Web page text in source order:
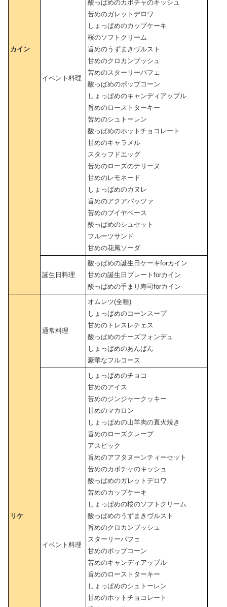
カイン
イベント料理
酸っぱめのカボチャのキッシュ
苦めのガレットデロワ
しょっぱめのカップケーキ
桜のソフトクリーム
旨めのうずまきヴルスト
甘めのクロカンブッシュ
苦めのスターリーパフェ
酸っぱめのポップコーン
しょっぱめのキャンディアップル
旨めのローストターキー
苦めのシュトーレン
酸っぱめのホットチョコレート
甘めのキャラメル
スタッフドエッグ
苦めのローズのテリーヌ
甘めのレモネード
しょっぱめのカヌレ
旨めのアクアパッツァ
苦めのブイヤベース
酸っぱめのシュセット
フルーツサンド
甘めの花風ソーダ
誕生日料理
酸っぱめの誕生日ケーキforカイン
甘めの誕生日プレートforカイン
酸っぱめの手まり寿司forカイン
リケ
通常料理
オムレツ(全種)
しょっぱめのコーンスープ
甘めのトレスレチェス
酸っぱめのチーズフォンデュ
しょっぱめのあんぱん
豪華なフルコース
イベント料理
しょっぱめのチョコ
甘めのアイス
苦めのジンジャークッキー
甘めのマカロン
しょっぱめの山羊肉の直火焼き
旨めのローズクレープ
アスピック
旨めのアフタヌーンティーセット
苦めのカボチャのキッシュ
酸っぱめのガレットデロワ
苦めのカップケーキ
しょっぱめの桜のソフトクリーム
酸っぱめのうずまきヴルスト
旨めのクロカンブッシュ
スターリーパフェ
甘めのポップコーン
苦めのキャンディアップル
旨めのローストターキー
しょっぱめのシュトーレン
甘めのホットチョコレート